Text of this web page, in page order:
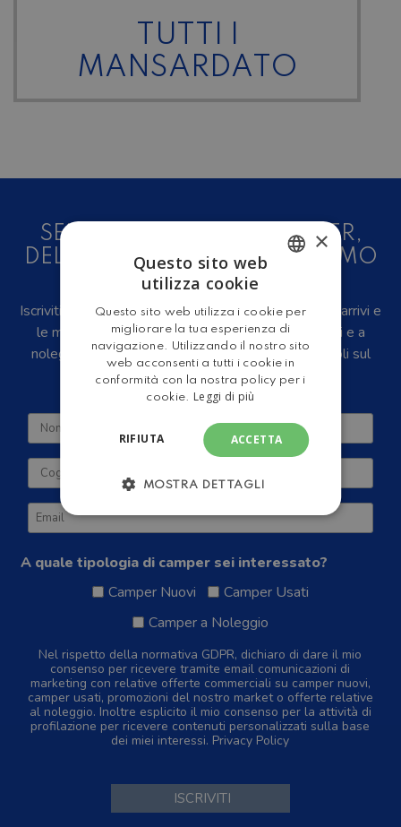
TUTTI I
MANSARDATO
SEI UN AMANTE DEL CAMPER,
DELLE CARAVAN E DEL TURISMO
ALL'ARIA APERTA?
Iscriviti alla newsletter, riceverai in anteprima i nuovi arrivi e
le migliori offerte su camper e caravan nuovi, usati e a
noleggio, eventi, video recensioni, iniziative e articoli sul
mondo del turismo outdoor.
A quale tipologia di camper sei interessato?
Camper Nuovi
Camper Usati
Camper a Noleggio
Nel rispetto della normativa GDPR, dichiaro di dare il mio
consenso per ricevere tramite email comunicazioni di
marketing con relative offerte commerciali su camper nuovi,
camper usati, promozioni del nostro market o offerte relative
al noleggio. Inoltre esplicito il mio consenso per la attività di
profilazione per ricevere contenuti personalizzati sulla base
dei miei interessi. Privacy Policy
ENGLISH
×
Questo sito web
utilizza cookie
Questo sito web utilizza i cookie per
migliorare la tua esperienza di
navigazione. Utilizzando il nostro sito
web acconsenti a tutti i cookie in
conformità con la nostra policy per i
cookie.
Leggi di più
ACCETTA
RIFIUTA
MOSTRA DETTAGLI